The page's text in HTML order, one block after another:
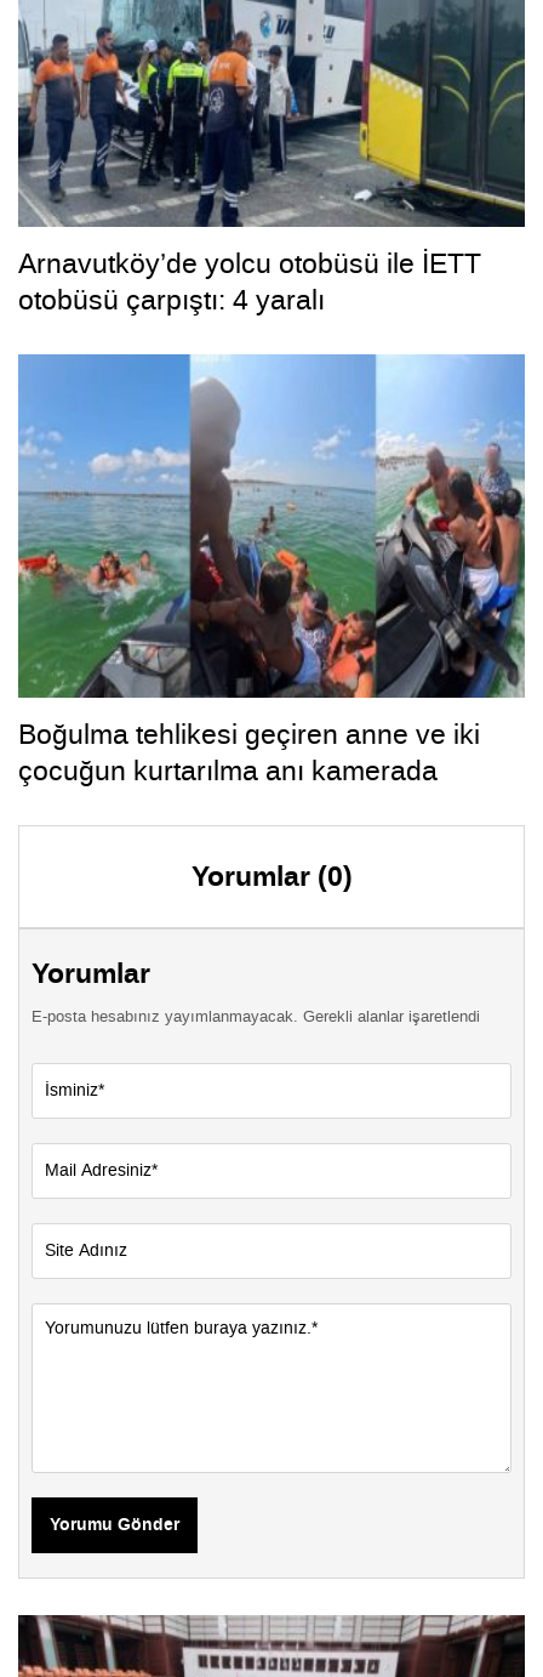
Arnavutköy’de yolcu otobüsü ile İETT
otobüsü çarpıştı: 4 yaralı
Boğulma tehlikesi geçiren anne ve iki
çocuğun kurtarılma anı kamerada
Yorumlar (0)
Yorumlar
E-posta hesabınız yayımlanmayacak. Gerekli alanlar işaretlendi
Yorumu Gönder